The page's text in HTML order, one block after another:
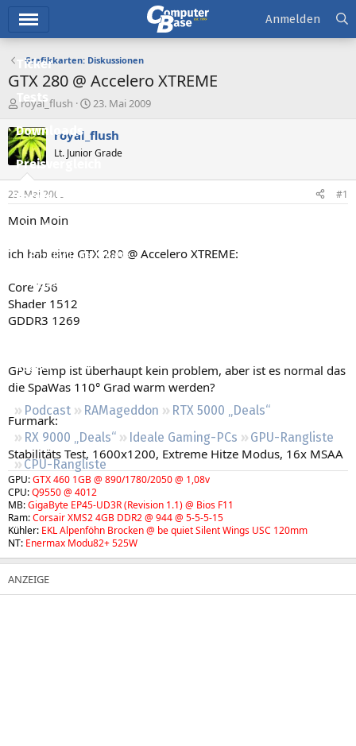
Ticker
Tests
Downloads
Preisvergleich
Forum
Aktuelles
Empfohlene Inhalte
Neue Beiträge
Neueste Aktivitäten
Regeln
Podcast RAMageddon
RTX 5000 „Deals“
RX 9000 „Deals“
Ideale Gaming-PCs
GPU-Rangliste
CPU-Rangliste
Anmelden
Grafikkarten: Diskussionen
GTX 280 @ Accelero XTREME
E
s
t
e
e
r
royal_flush
E
s
e
t
23. Mai 2009
royal_flush
Lt. Junior Grade
23. Mai 2009 #1
Moin Moin
ich hab eine GTX 280 @ Accelero XTREME:
Core 756
Shader 1512
GDDR3 1269
GPU Temp ist überhaupt kein problem, aber ist es normal das
die SpaWas 110° Grad warm werden?
Furmark:
Stabilitäts Test, 1600x1200, Extreme Hitze Modus, 16x MSAA
GPU:GTX 460 1GB @ 890/1780/2050 @ 1,08v
CPU:Q9550 @ 4012
MB:GigaByte EP45-UD3R (Revision 1.1) @ Bios F11
Ram:Corsair XMS2 4GB DDR2 @ 944 @ 5-5-5-15
Kühler: EKL Alpenföhn Brocken @ be quiet Silent Wings USC 120mm
NT: Enermax Modu82+ 525W